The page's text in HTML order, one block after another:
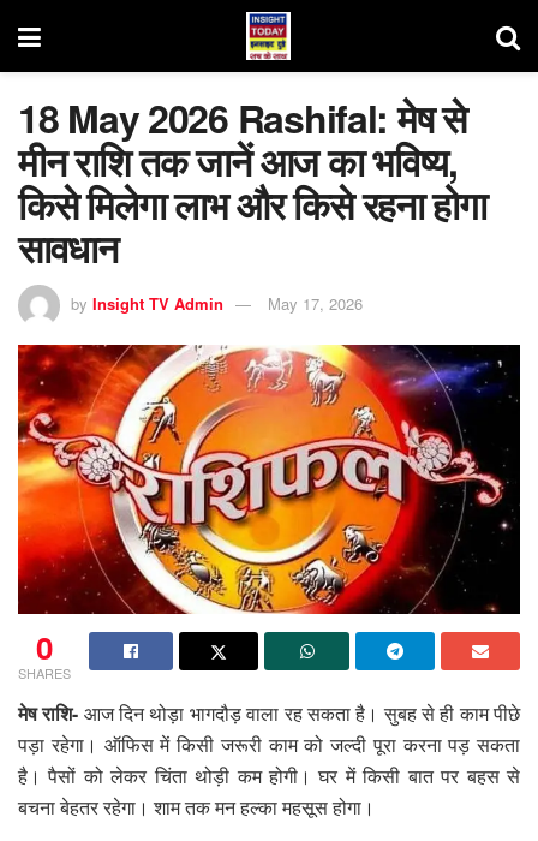
18 May 2026 Rashifal: मेष से
मीन राशि तक जानें आज का भविष्य,
किसे मिलेगा लाभ और किसे रहना होगा
सावधान
by Insight TV Admin May 17, 2026
0
SHARES
मेष राशि- आज दिन थोड़ा भागदौड़ वाला रह सकता है। सुबह से ही काम पीछे
पड़ा रहेगा। ऑफिस में किसी जरूरी काम को जल्दी पूरा करना पड़ सकता
है। पैसों को लेकर चिंता थोड़ी कम होगी। घर में किसी बात पर बहस से
बचना बेहतर रहेगा। शाम तक मन हल्का महसूस होगा।